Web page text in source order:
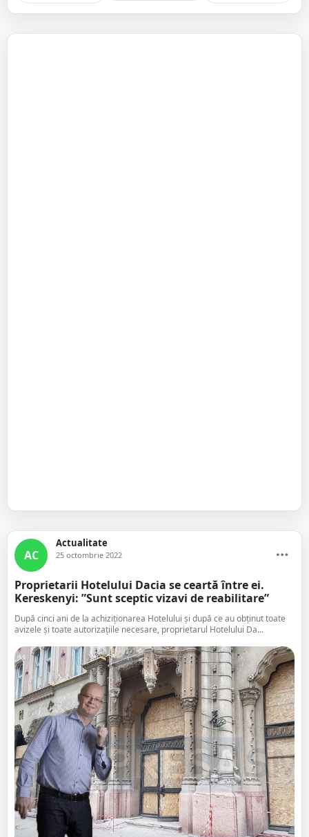
AC
Actualitate
25 octombrie 2022
Proprietarii Hotelului Dacia se ceartă între ei.
Kereskenyi: ”Sunt sceptic vizavi de reabilitare”
După cinci ani de la achiziționarea Hotelului și după ce au obținut toate
avizele și toate autorizațiile necesare, proprietarul Hotelului Da...